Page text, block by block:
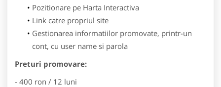
Pozitionare pe Harta Interactiva
Link catre propriul site
Gestionarea informatiilor promovate, printr-un
cont, cu user name si parola
Preturi promovare:
- 400 ron / 12 luni